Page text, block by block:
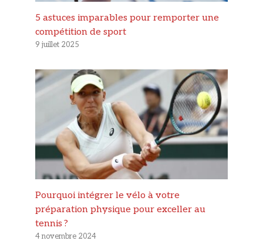
5 astuces imparables pour remporter une
compétition de sport
9 juillet 2025
Pourquoi intégrer le vélo à votre
préparation physique pour exceller au
tennis ?
4 novembre 2024